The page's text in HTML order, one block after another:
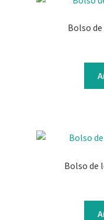
Bolso
Bolso de